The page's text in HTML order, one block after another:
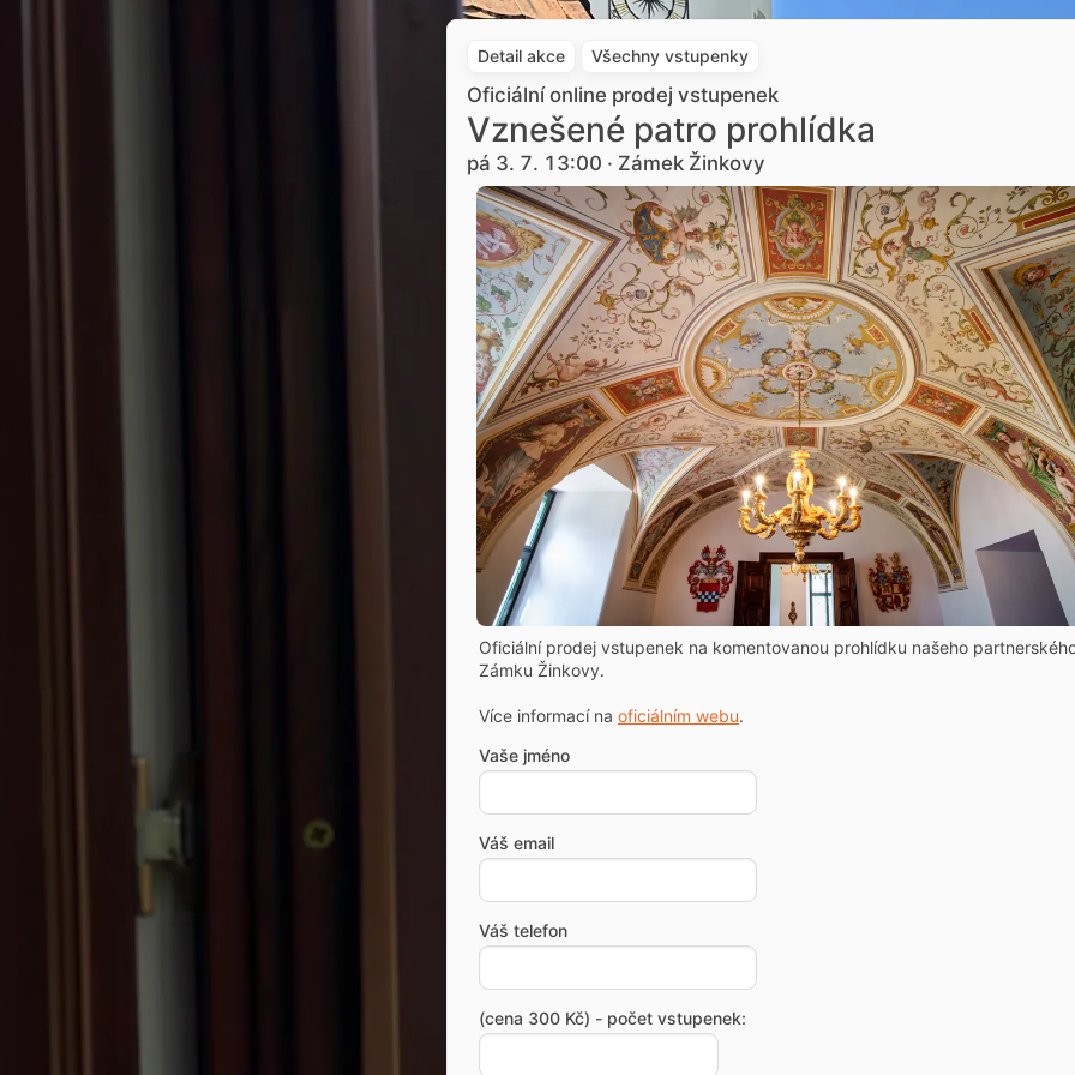
Detail akce Všechny vstupenky
Oficiální online prodej vstupenek
Vznešené patro prohlídka
pá 3. 7. 13:00 · Zámek Žinkovy
Oficiální prodej vstupenek na komentovanou prohlídku našeho
Zámku Žinkovy.
Více informací na oficiálním webu.
Vaše jméno
Váš email
Váš telefon
(cena 300 Kč) - počet vstupenek: